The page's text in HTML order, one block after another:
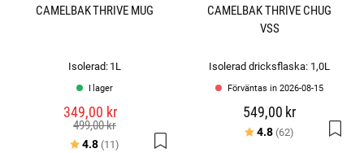
CAMELBAK THRIVE MUG
Isolerad: 1L
I lager
349,00 kr
499,00 kr
Betyg:
4.8 (11) utav 5 stjärnor
CAMELBAK THRIVE CHUG
VSS
Isolerad dricksflaska: 1,0L
Förväntas in 2026-08-15
549,00 kr
Betyg:
4.8 (62) utav 5